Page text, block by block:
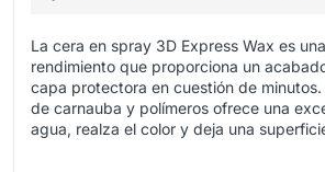
La cera en spray 3D Express Wax es
rendimiento que proporciona un
capa protectora en cuestión de
de carnauba y polímeros ofrece una
agua, realza el color y deja una